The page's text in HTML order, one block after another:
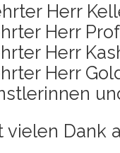
Herr
Herr
Herr
Herr
vie­len Dank